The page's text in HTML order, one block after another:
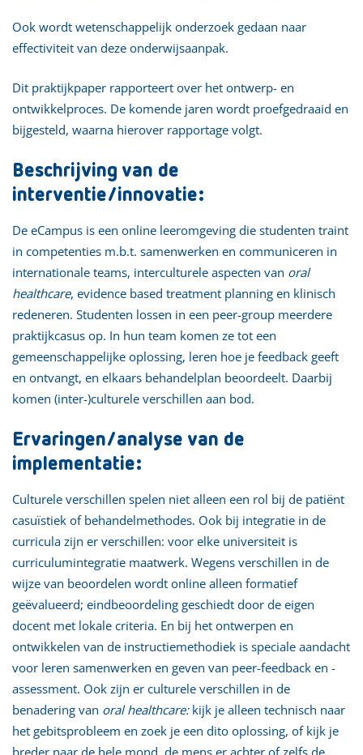
Ook wordt wetenschappelijk onderzoek gedaan naar
effectiviteit van deze onderwijsaanpak.
Dit praktijkpaper rapporteert over het ontwerp- en
ontwikkelproces. De komende jaren wordt proefgedraaid en
bijgesteld, waarna hierover rapportage volgt.
Beschrijving van de
interventie/innovatie:
De eCampus is een online leeromgeving die studenten traint
in competenties m.b.t. samenwerken en communiceren in
internationale teams, interculturele aspecten van oral
healthcare, evidence based treatment planning en klinisch
redeneren. Studenten lossen in een peer-group meerdere
praktijkcasus op. In hun team komen ze tot een
gemeenschappelijke oplossing, leren hoe je feedback geeft
en ontvangt, en elkaars behandelplan beoordeelt. Daarbij
komen (inter-)culturele verschillen aan bod.
Ervaringen/analyse van de
implementatie:
Culturele verschillen spelen niet alleen een rol bij de patiënt
casuïstiek of behandelmethodes. Ook bij integratie in de
curricula zijn er verschillen: voor elke universiteit is
curriculumintegratie maatwerk. Wegens verschillen in de
wijze van beoordelen wordt online alleen formatief
geëvalueerd; eindbeoordeling geschiedt door de eigen
docent met lokale criteria. En bij het ontwerpen en
ontwikkelen van de instructiemethodiek is speciale aandacht
voor leren samenwerken en geven van peer-feedback en -
assessment. Ook zijn er culturele verschillen in de
benadering van oral healthcare:kijk je alleen technisch naar
het gebitsprobleem en zoek je een dito oplossing, of kijk je
breder naar de hele mond, de mens er achter of zelfs de